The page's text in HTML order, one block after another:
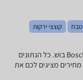
קוצצי ירקות
לפניכם מפרט טכני של ‏מיקסר Bosch MUM6N21 בוש. כל הנתונים
מציגים לכם את